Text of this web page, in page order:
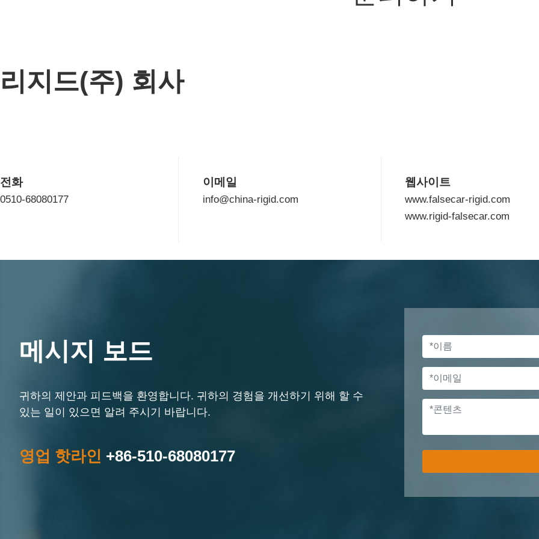
리지드(주) 회사
전화
0510-68080177
이메일
info@china-rigid.com
웹사이트
www.falsecar-rigid.com
www.rigid-falsecar.com
메시지 보드
귀하의 제안과 피드백을 환영합니다. 귀하의 경험을 개선하기 위해 할 수
있는 일이 있으면 알려 주시기 바랍니다.
영업 핫라인 +86-510-68080177